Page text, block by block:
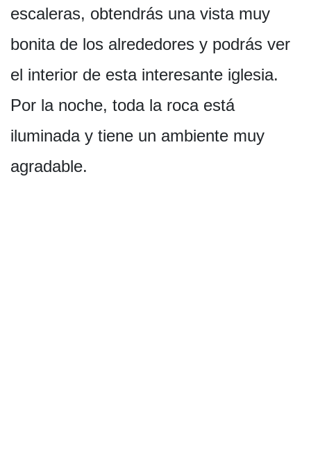
escaleras, obtendrás una vista muy
bonita de los alrededores y podrás ver
el interior de esta interesante iglesia.
Por la noche, toda la roca está
iluminada y tiene un ambiente muy
agradable.